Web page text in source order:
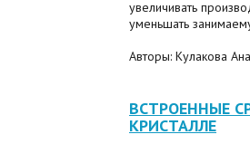
увеличивать
уменьшать
Авторы: Кулакова
ВСТРОЕННЫЕ
КРИСТАЛЛЕ